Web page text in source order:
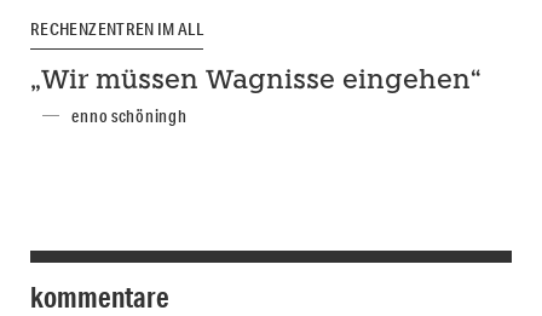
RECHENZENTREN IM ALL
„Wir müssen Wagnisse eingehen“
enno schöningh
kommentare